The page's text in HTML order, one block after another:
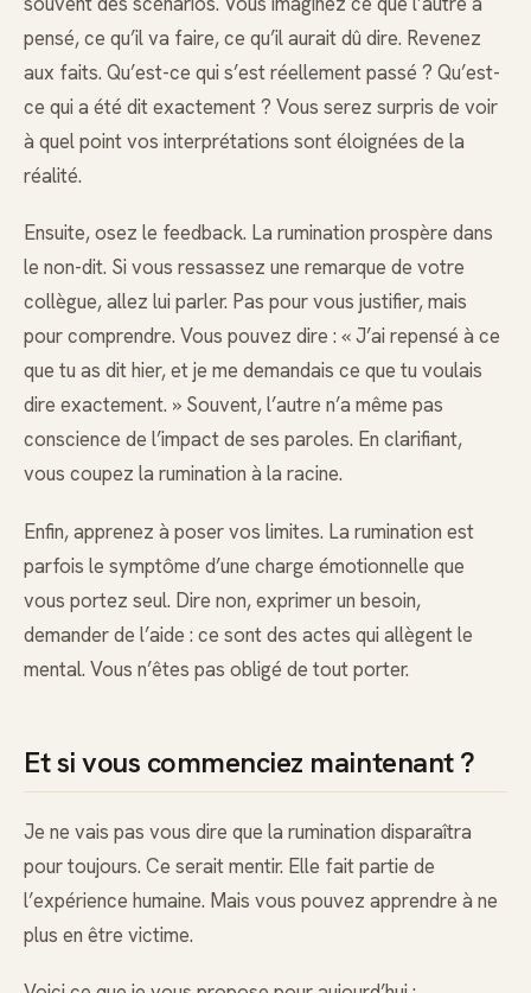
pensé, ce qu’il va faire, ce qu’il aurait dû dire. Revenez
aux faits. Qu’est-ce qui s’est réellement passé ? Qu’est-
ce qui a été dit exactement ? Vous serez surpris de voir
à quel point vos interprétations sont éloignées de la
réalité.
Ensuite, osez le feedback. La rumination prospère dans
le non-dit. Si vous ressassez une remarque de votre
collègue, allez lui parler. Pas pour vous justifier, mais
pour comprendre. Vous pouvez dire : « J’ai repensé à ce
que tu as dit hier, et je me demandais ce que tu voulais
dire exactement. » Souvent, l’autre n’a même pas
conscience de l’impact de ses paroles. En clarifiant,
vous coupez la rumination à la racine.
Enfin, apprenez à poser vos limites. La rumination est
parfois le symptôme d’une charge émotionnelle que
vous portez seul. Dire non, exprimer un besoin,
demander de l’aide : ce sont des actes qui allègent le
mental. Vous n’êtes pas obligé de tout porter.
Et si vous commenciez maintenant ?
Je ne vais pas vous dire que la rumination disparaîtra
pour toujours. Ce serait mentir. Elle fait partie de
l’expérience humaine. Mais vous pouvez apprendre à ne
plus en être victime.